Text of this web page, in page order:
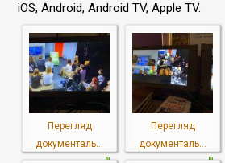
iOS, Android, Android TV, Apple TV.
Перегляд
документаль...
Перегляд
документаль...